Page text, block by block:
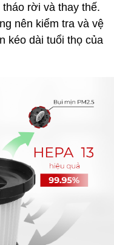
rời và thay thế.
nên kiểm tra và vệ
kéo dài tuổi thọ của